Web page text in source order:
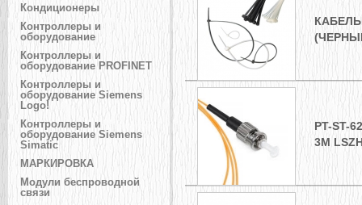
Кондиционеры
Контроллеры и
оборудование
Контроллеры и
оборудование PROFINET
Контроллеры и
оборудование Siemens
Logo!
Контроллеры и
оборудование Siemens
Simatic
МАРКИРОВКА
Модули беспроводной
связи
PT-ST-
3М